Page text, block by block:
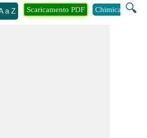
a Z 🔍
Scaricamento PDF Chimica